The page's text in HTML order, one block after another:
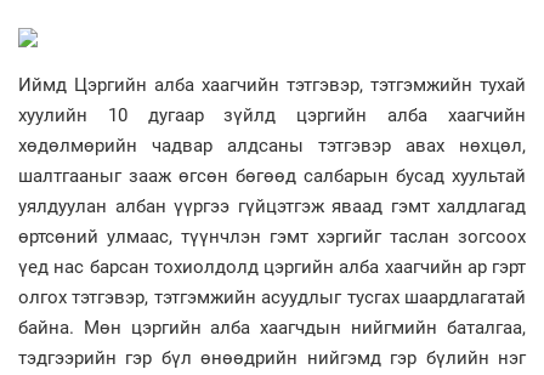
Иймд Цэргийн алба хаагчийн тэтгэвэр, тэтгэмжийн тухай
хуулийн 10 дугаар зүйлд цэргийн алба хаагчийн
хөдөлмөрийн чадвар алдсаны тэтгэвэр авах нөхцөл,
шалтгааныг зааж өгсөн бөгөөд салбарын бусад хуультай
уялдуулан албан үүргээ гүйцэтгэж яваад гэмт халдлагад
өртсөний улмаас, түүнчлэн гэмт хэргийг таслан зогсоох
үед нас барсан тохиолдолд цэргийн алба хаагчийн ар гэрт
олгох тэтгэвэр, тэтгэмжийн асуудлыг тусгах шаардлагатай
байна. Мөн цэргийн алба хаагчдын нийгмийн баталгаа,
тэдгээрийн гэр бүл өнөөдрийн нийгэмд гэр бүлийн нэг